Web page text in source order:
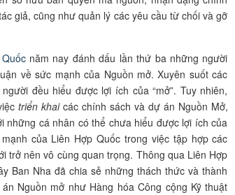
giả, cũng như quản lý các yêu cầu từ chối và gỡ
năm nay đánh dấu lần thứ ba những người
về sức mạnh của Nguồn mở. Xuyên suốt các
đều hiểu được lợi ích của “mở”. Tuy nhiên,
triển khaicác chính sách và dự án Nguồn Mở,
những cá nhân có thể chưa hiểu được lợi ích của
của Liên Hợp Quốc trong việc tập hợp các
trở nên vô cùng quan trọng. Thông qua Liên Hợp
Ban Nha đã chia sẻ những thách thức và thành
Nguồn mở như Hàng hóa Công cộng Kỹ thuật